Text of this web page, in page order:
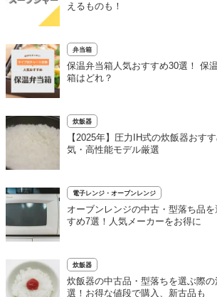
えるものも！
弁当箱
保温弁当箱人気おすすめ30選！ 保
箱はどれ？
炊飯器
【2025年】圧力IH式の炊飯器おす
気・高性能モデル厳選
電子レンジ・オーブンレンジ
オーブンレンジの中古・型落ち品
すめ7選！人気メーカーをお得に
炊飯器
炊飯器の中古品・型落ちを選ぶ際
選！お得な値段で購入、新古品も